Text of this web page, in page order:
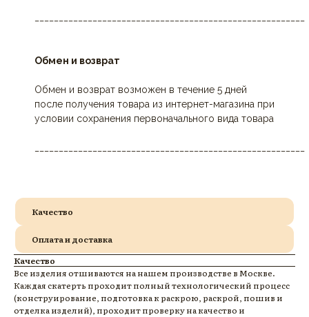
Обмен и возврат
Обмен и возврат возможен в течение 5 дней
после получения товара из интернет-магазина при
условии сохранения первоначального вида товара
Качество
Оплата и доставка
Качество
Все изделия отшиваются на нашем производстве в Москве.
Каждая скатерть проходит полный технологический процесс
(конструирование, подготовка к раскрою, раскрой, пошив и
отделка изделий), проходит проверку на качество и